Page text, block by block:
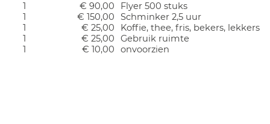
1
€ 90,00
Flyer 500 stuks
1
€ 150,00
Schminker 2,5 uur
1
€ 25,00
Koffie, thee, fris, bekers, lekkers
1
€ 25,00
Gebruik ruimte
1
€ 10,00 onvoorzien